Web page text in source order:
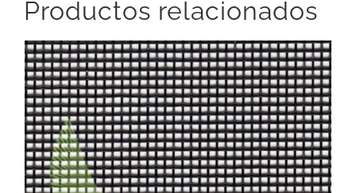
Productos relacionados